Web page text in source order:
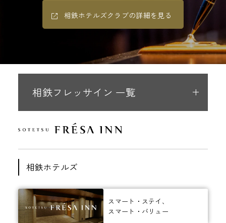
相鉄ホテルズクラブの詳細を見る
相鉄フレッサイン 一覧
相鉄ホテルズ
スマート・ステイ、
スマート・バリュー